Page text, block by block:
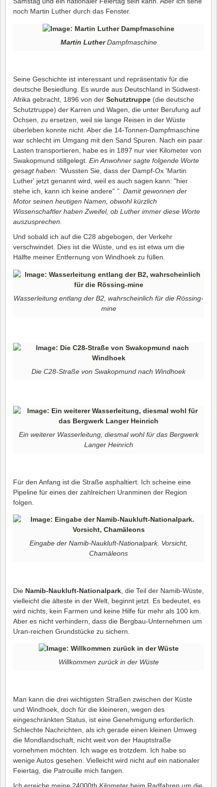
noch Martin Luther durch das Fenster.
Martin LutherDampfmaschine
Seine Geschichte ist interessant und repräsentativ für die
deutsche Besiedlung. Es wurde aus Deutschland in Südwest-
Afrika gebracht, 1896 von der Schutztruppe (die deutsche
Schutztruppe) der Karren und Wagen, die unter Berufung auf
Ochsen, zu ersetzen, weil sie lange Reisen in der Wüste
überleben konnte nicht. Aber die 14-Tonnen-Dampfmaschine
war schlecht im Umgang mit den Sand Spuren. Nach ein paar
Lasten transportieren, habe es in 1897 nur vier Kilometer von
Swakopmund stillgelegt. Ein Anwohner sagte folgende Worte
gesagt haben: "Wussten Sie, dass der Dampf-Ox 'Martin
Luther' jetzt genannt wird, weil es auch sagen kann: "hier
stehe ich, kann ich keine andere" ”. Damit gewonnen der
Motor seinen heutigen Namen, obwohl kürzlich
Wissenschaftler haben Zweifel, ob Luther immer diese Worte
auszusprechen.
Und sobald ich auf die C28 abgebogen, der Verkehr
verschwindet. Dies ist die Wüste, und es ist etwa um die
Hälfte meiner Entfernung von Windhoek zu füllen.
Wasserleitung entlang der B2, wahrscheinlich für die Rössing-
mine
Die C28-Straße von Swakopmund nach Windhoek
Ein weiterer Wasserleitung, diesmal wohl für das Bergwerk
Langer Heinrich
Für den Anfang ist die Straße asphaltiert. Ich scheine eine
Pipeline für eines der zahlreichen Uranminen der Region
folgen.
Eingabe der Namib-Naukluft-Nationalpark. Vorsicht,
Chamäleons
Die Namib-Naukluft-Nationalpark , die Teil der Namib-Wüste,
vielleicht die älteste in der Welt, beginnt jetzt. Es bedeutet, es
wird nichts, kein Farmen und keine Hilfe für mehr als 100 km.
Aber es nicht verhindern, dass die Bergbau-Unternehmen um
Uran-reichen Grundstücke zu sichern.
Willkommen zurück in der Wüste
Man kann die drei wichtigsten Straßen zwischen der Küste
und Windhoek, doch für die kleineren, wegen des
eingeschränkten Status, ist eine Genehmigung erforderlich.
Schlechte Nachrichten, als ich gerade einen kleinen Umweg
die Mondlandschaft, nicht weit von der Hauptstraße
vornehmen möchten. Ich wage es trotzdem. Ich habe so
wenige Autos gesehen. Vielleicht wird nicht auf ein nationaler
Feiertag, die Patrouille mich fangen.
Ich erreiche meine 24000th Kilometer beim Radfahren um die